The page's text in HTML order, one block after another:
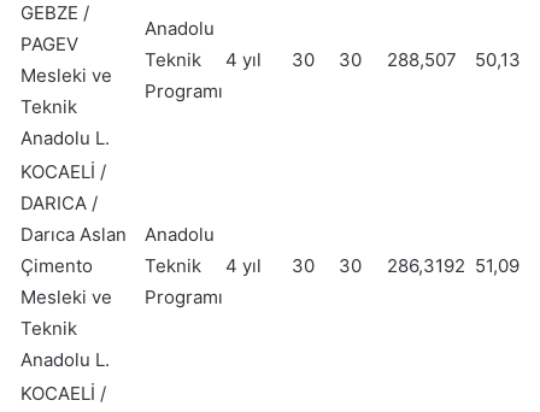
GEBZE /
PAGEV
Mesleki ve
Teknik
Anadolu L.
Anadolu
Teknik
Programı
4 yıl 30 30 288,507 50,13
KOCAELİ /
DARICA /
Darıca Aslan
Çimento
Mesleki ve
Teknik
Anadolu L.
Anadolu
Teknik
Programı
4 yıl 30 30 286,3192 51,09
KOCAELİ /